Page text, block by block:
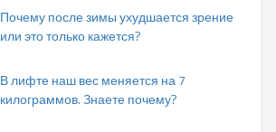
Почему после зимы ухудшается зрение
или это только кажется?
В лифте наш вес меняется на 7
килограммов. Знаете почему?